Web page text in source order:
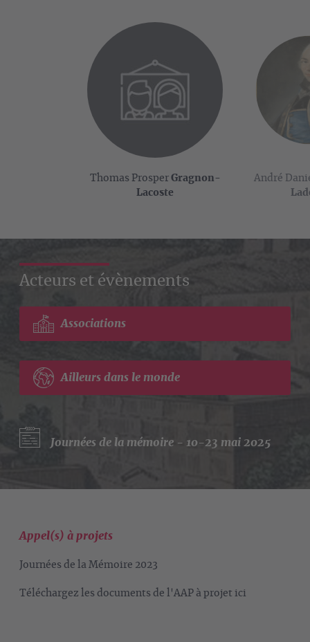
Thomas Prosper Gragnon-
Lacoste
André
Acteurs et évènements
Associations
Ailleurs dans le monde
Journées de la mémoire - 10-23 mai 2025
Appel(s) à projets
Journées de la Mémoire 2023
Téléchargez les documents de l'AAP à projet ici